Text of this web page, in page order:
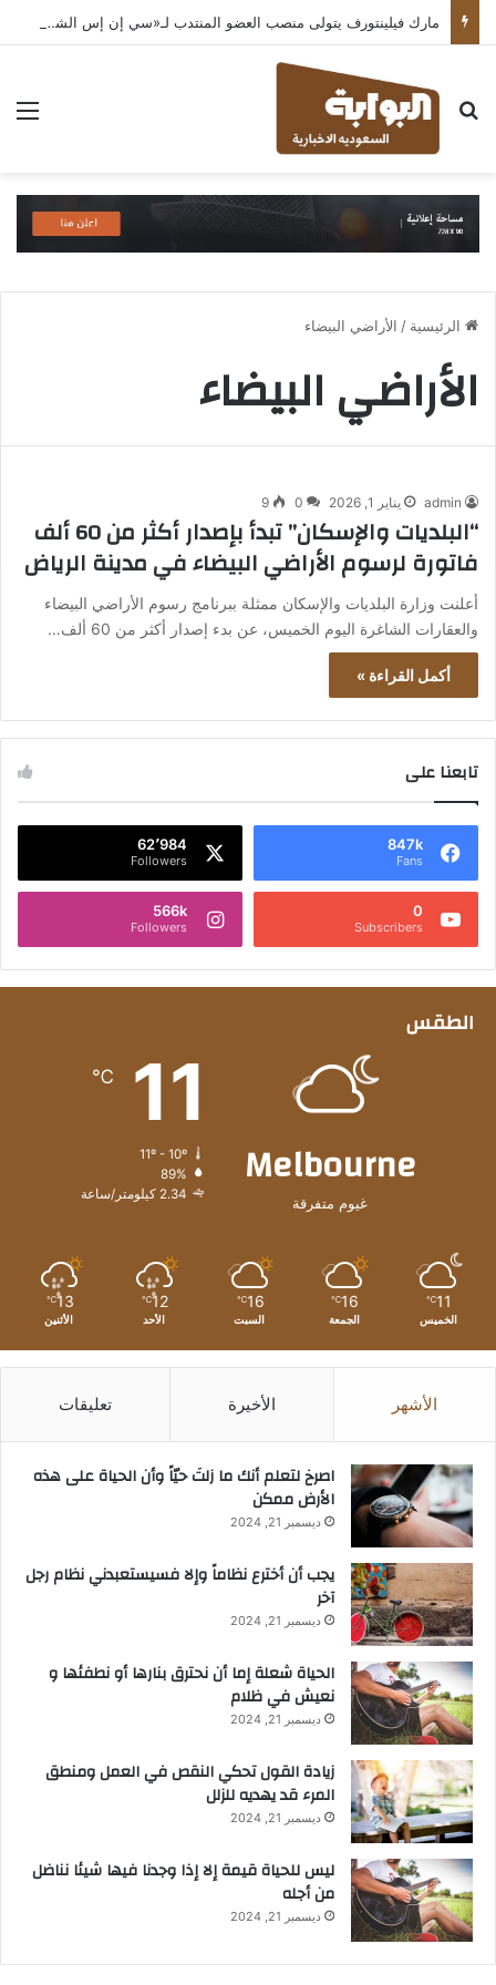
مارك فيلينتورف يتولى منصب العضو المنتدب لـ«سي إن إس الشرق الأوسط» ويشرف على شركات قطاع التكنولوجيا ضمن مجموعة غباش
بحث عن
الرئيسية / الأراضي البيضاء
الأراضي البيضاء
admin يناير 1, 2026 0
9
“البلديات والإسكان” تبدأ بإصدار أكثر من 60 ألف
فاتورة لرسوم الأراضي البيضاء في مدينة الرياض
أعلنت وزارة البلديات والإسكان ممثلة ببرنامج رسوم الأراضي البيضاء
والعقارات الشاغرة اليوم الخميس، عن بدء إصدار أكثر من 60 ألف…
أكمل القراءة »
تابعنا على
847k
Fans
62٬984
Followers
0
Subscribers
566k
Followers
الطقس
Melbourne
غيوم متفرقة
11
℃
11º - 10º
89%
2.34 كيلومتر/ساعة
11
℃
الخميس
16
℃
الجمعة
16
℃
السبت
12
℃
الأحد
13
℃
الأثنين
الأشهر الأخيرة تعليقات
‫اصرخ لتعلم أنك ما زلتَ حيّاً وأن الحياة على هذه
الأرض ممكن
ديسمبر 21, 2024
يجب أن أخترع نظاماً وإلا فسيستعبدني نظام رجل
آخر
ديسمبر 21, 2024
الحياة شعلة إما أن نحترق بنارها أو نطفئها و
نعيش في ظلام
ديسمبر 21, 2024
زيادة القول تحكي النقص في العمل ومنطق
المرء قد يهديه للزلل
ديسمبر 21, 2024
ليس للحياة قيمة إلا إذا وجدنا فيها شيئا نناضل
من أجله
ديسمبر 21, 2024